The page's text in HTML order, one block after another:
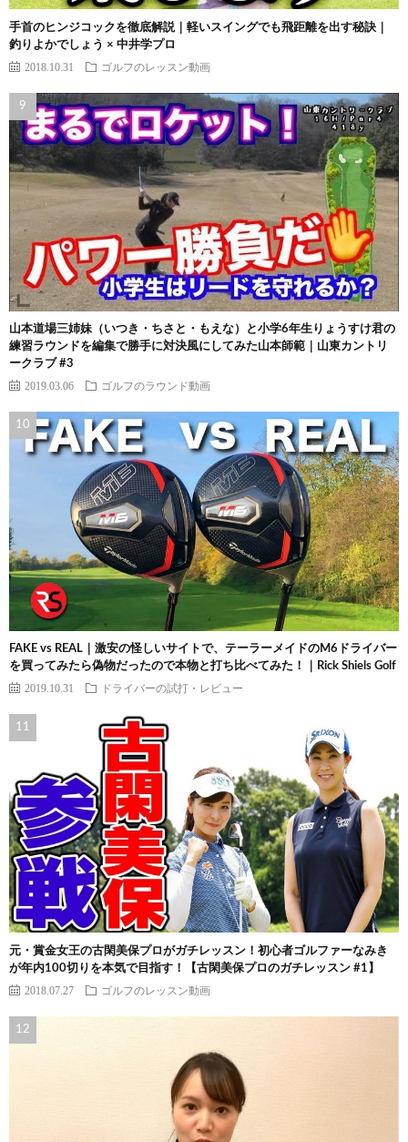
手首のヒンジコックを徹底解説｜軽いスイングでも飛距離を出す秘訣｜
釣りよかでしょう × 中井学プロ
2018.10.31 ゴルフのレッスン動画
山本道場三姉妹（いつき・ちさと・もえな）と小学6年生りょうすけ君の
練習ラウンドを編集で勝手に対決風にしてみた山本師範｜山東カントリ
ークラブ #3
2019.03.06 ゴルフのラウンド動画
FAKE vs REAL｜激安の怪しいサイトで、テーラーメイドのM6ドライバー
を買ってみたら偽物だったので本物と打ち比べてみた！｜Rick Shiels Golf
2019.10.31 ドライバーの試打・レビュー
元・賞金女王の古閑美保プロがガチレッスン！初心者ゴルファーなみき
が年内100切りを本気で目指す！【古閑美保プロのガチレッスン #1】
2018.07.27 ゴルフのレッスン動画